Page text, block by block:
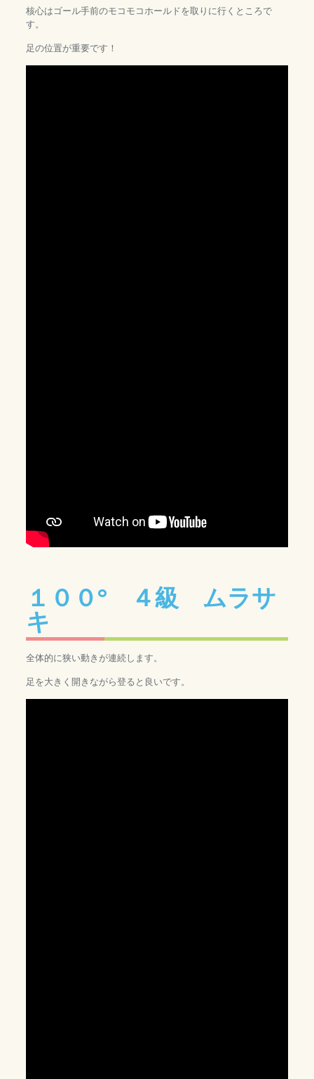
核心はゴール手前のモコモコホールドを取りに行くところで
す。
足の位置が重要です！
１００° ４級 ムラサ
キ
全体的に狭い動きが連続します。
足を大きく開きながら登ると良いです。